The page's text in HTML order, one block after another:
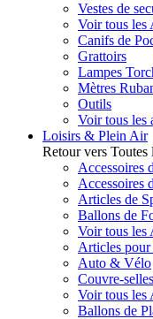
Vestes de
Voir tous les
Canifs de
Grattoirs
Lampes
Mètres
Outils
Voir tous les
Loisirs & Plein Air
Retour vers Toutes
Accessoires
Accessoires
Articles de
Ballons de
Voir tous les
Articles
Auto & Vélo
Couvre-selles
Voir tous
Ballons de